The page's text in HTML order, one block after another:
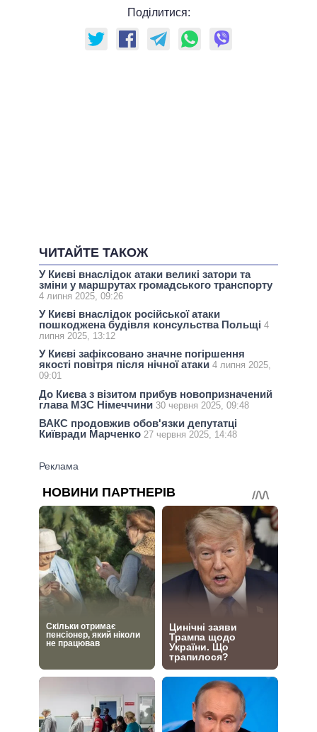
Поділитися:
ЧИТАЙТЕ ТАКОЖ
У Києві внаслідок атаки великі затори та
зміни у маршрутах громадського транспорту
4 липня 2025, 09:26
У Києвi внаслідок російської атаки
пошкоджена будівля консульства Польщі 4
липня 2025, 13:12
У Києві зафіксовано значне погіршення
якості повітря після нічної атаки 4 липня 2025,
09:01
До Києва з візитом прибув новопризначений
глава МЗС Німеччини 30 червня 2025, 09:48
ВАКС продовжив обов'язки депутатці
Київради Марченко 27 червня 2025, 14:48